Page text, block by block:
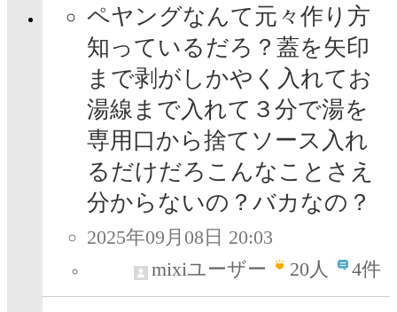
ペヤングなんて元々作り方
知っているだろ？蓋を矢印
まで剥がしかやく入れてお
湯線まで入れて３分で湯を
専用口から捨てソース入れ
るだけだろこんなことさえ
分からないの？バカなの？
2025年09月08日 20:03
mixiユーザー
20人 4件